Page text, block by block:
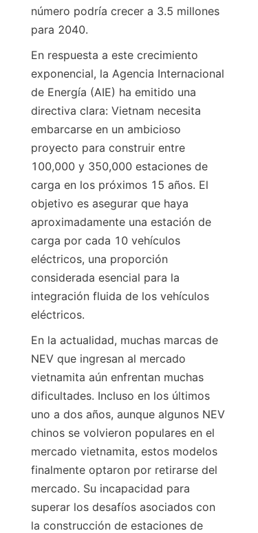
número podría crecer a 3.5 millones
para 2040.
En respuesta a este crecimiento
exponencial, la Agencia Internacional
de Energía (AIE) ha emitido una
directiva clara: Vietnam necesita
embarcarse en un ambicioso
proyecto para construir entre
100,000 y 350,000 estaciones de
carga en los próximos 15 años. El
objetivo es asegurar que haya
aproximadamente una estación de
carga por cada 10 vehículos
eléctricos, una proporción
considerada esencial para la
integración fluida de los vehículos
eléctricos.
En la actualidad, muchas marcas de
NEV que ingresan al mercado
vietnamita aún enfrentan muchas
dificultades. Incluso en los últimos
uno a dos años, aunque algunos NEV
chinos se volvieron populares en el
mercado vietnamita, estos modelos
finalmente optaron por retirarse del
mercado. Su incapacidad para
superar los desafíos asociados con
la construcción de estaciones de